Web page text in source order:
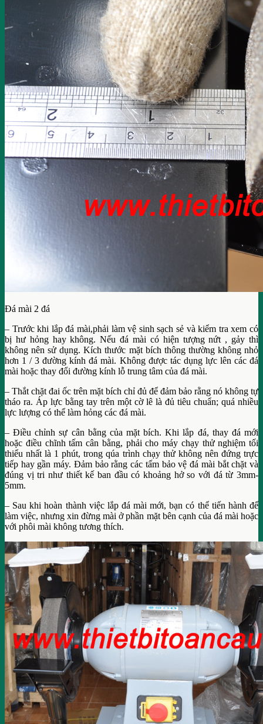
Đá mài 2 đá
– Trước khi lắp đá mài,phải làm vệ sinh sạch sẻ và kiểm tra xem có
bị hư hỏng hay không. Nếu đá mài có hiện tượng nứt , gảy thì
không nên sử dụng. Kích thước mặt bích thông thường không nhỏ
hơn 1 / 3 đường kính đá mài. Không được tác dụng lực lên các đá
mài hoặc thay đổi đường kính lỗ trung tâm của đá mài.
– Thắt chặt đai ốc trên mặt bích chỉ đủ để đảm bảo rằng nó không tự
tháo ra. Áp lực bằng tay trên một cờ lê là đủ tiêu chuẩn; quá nhiều
lực lượng có thể làm hỏng các đá mài.
– Điều chỉnh sự cân bằng của mặt bích. Khi lắp đá, thay đá mới
hoặc điều chĩnh tấm cân bằng, phải cho máy chạy thử nghiệm tối
thiểu nhất là 1 phút, trong qúa trình chạy thử không nên đứng trực
tiếp hay gần máy. Đảm bảo rằng các tấm bảo vệ đá mài bắt chặt và
đúng vị tri như thiết kế ban đầu có khoảng hở so với đá từ 3mm-
5mm.
– Sau khi hoàn thành việc lắp đá mài mới, bạn có thể tiến hành để
làm việc, nhưng xin đừng mài ở phần mặt bên cạnh của đá mài hoặc
với phôi mài không tương thích.